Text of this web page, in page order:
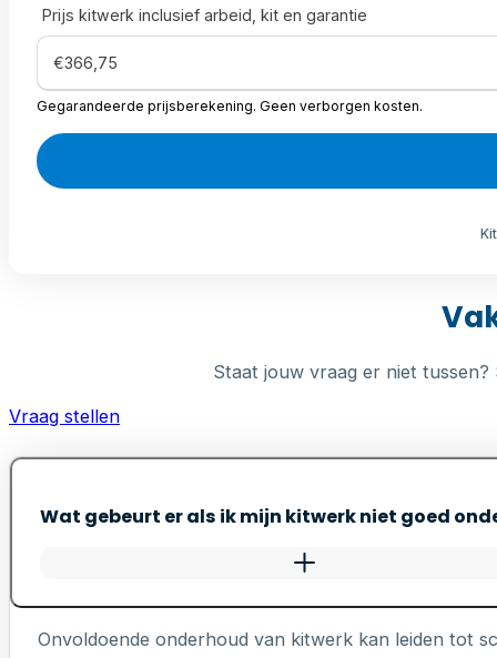
Prijs kitwerk inclusief arbeid, kit en garantie
Gegarandeerde prijsberekening. Geen verborgen kosten.
Staat jouw vraag er niet tussen?
Vraag stellen
Wat gebeurt er als ik mijn kitwerk niet goed
Onvoldoende onderhoud van kitwerk kan leiden tot